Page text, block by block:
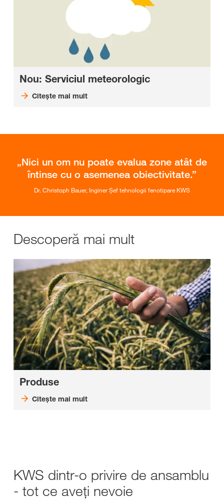
Nou: Serviciul meteorologic
Citeşte mai mult
Nici un om nu poate evalua zone atât de
întinse cu o asemenea obiectivitate.
Dr. Christoph Bauer, Inginer Șef tehnologii fenotipare KWS
Descoperă mai mult
Produse
Citeşte mai mult
KWS dintr-o privire de ansamblu
- tot ce aveți nevoie